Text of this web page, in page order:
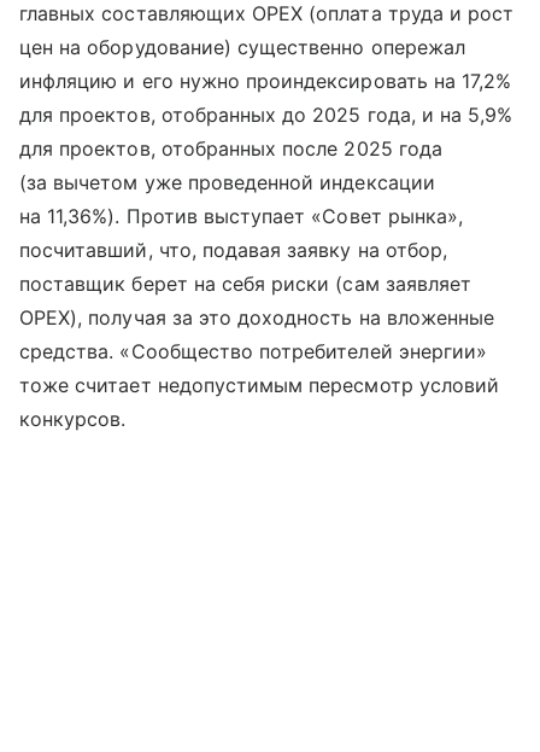
главных составляющих OPEX (оплата труда и рост
цен на оборудование) существенно опережал
инфляцию и его нужно проиндексировать на 17,2%
для проектов, отобранных до 2025 года, и на 5,9%
для проектов, отобранных после 2025 года
(за вычетом уже проведенной индексации
на 11,36%). Против выступает «Совет рынка»,
посчитавший, что, подавая заявку на отбор,
поставщик берет на себя риски (сам заявляет
OPEX), получая за это доходность на вложенные
средства. «Сообщество потребителей энергии»
тоже считает недопустимым пересмотр условий
конкурсов.